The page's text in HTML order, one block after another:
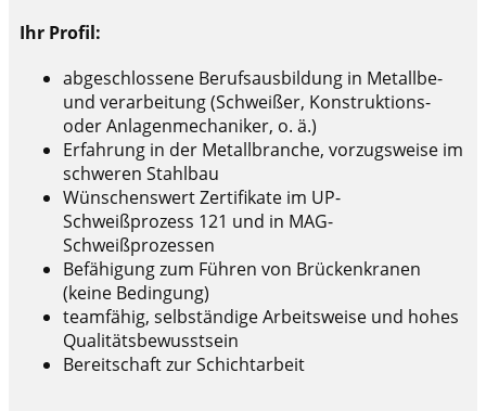
Ihr Profil:
abgeschlossene Berufsausbildung in Metallbe-
und verarbeitung (Schweißer, Konstruktions-
oder Anlagenmechaniker, o. ä.)
Erfahrung in der Metallbranche, vorzugsweise im
schweren Stahlbau
Wünschenswert Zertifikate im UP-
Schweißprozess 121 und in MAG-
Schweißprozessen
Befähigung zum Führen von Brückenkranen
(keine Bedingung)
teamfähig, selbständige Arbeitsweise und hohes
Qualitätsbewusstsein
Bereitschaft zur Schichtarbeit